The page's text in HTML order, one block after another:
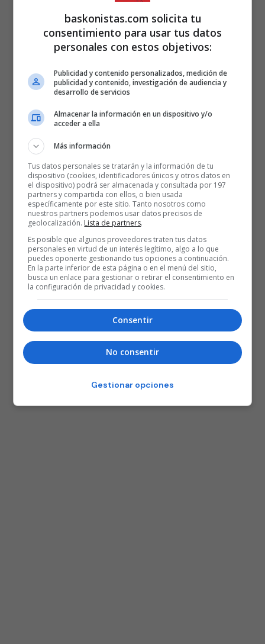
baskonistas.com solicita tu
consentimiento para usar tus datos
personales con estos objetivos:
Publicidad y contenido personalizados, medición de
publicidad y contenido, investigación de audiencia y
desarrollo de servicios
Almacenar la información en un dispositivo y/o
acceder a ella
Más información
Tus datos personales se tratarán y la información de tu
dispositivo (cookies, identificadores únicos y otros datos en
el dispositivo) podrá ser almacenada y consultada por 197
partners y compartida con ellos, o bien usada
específicamente por este sitio. Tanto nosotros como
nuestros partners podemos usar datos precisos de
geolocalización. Lista de partners.
Es posible que algunos proveedores traten tus datos
personales en virtud de un interés legítimo, algo a lo que
puedes oponerte gestionando tus opciones a continuación.
En la parte inferior de esta página o en el menú del sitio,
busca un enlace para gestionar o retirar el consentimiento en
la configuración de privacidad y cookies.
Consentir
No consentir
Gestionar opciones